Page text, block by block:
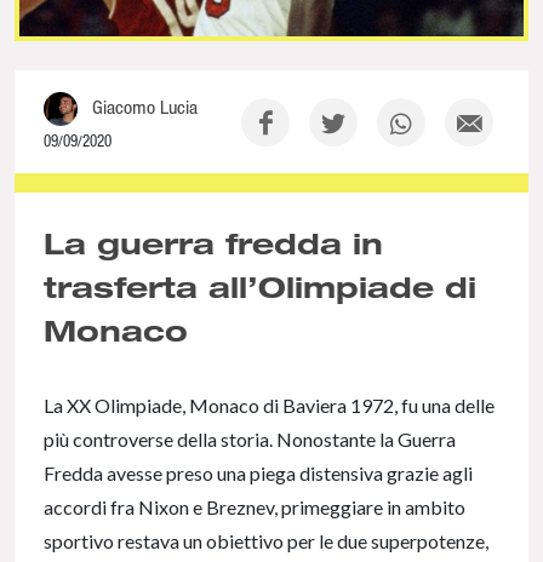
Giacomo Lucia
09/09/2020
NaN% Complete
La guerra fredda in
trasferta all’Olimpiade di
Monaco
La XX Olimpiade, Monaco di Baviera 1972, fu una delle
più controverse della storia. Nonostante la Guerra
Fredda avesse preso una piega distensiva grazie agli
accordi fra Nixon e Breznev, primeggiare in ambito
sportivo restava un obiettivo per le due superpotenze,